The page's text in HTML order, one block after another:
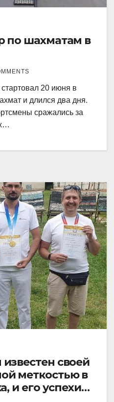
по шахматам в
20 июня в
и длился два дня.
сражались за
своей
меткостью в
и его успехи